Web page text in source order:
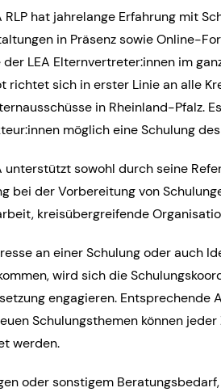
RLP hat jahrelange Erfahrung mit
in Präsenz sowie Online-
LEA Elternvertreter:innen im
richtet sich in erster Linie an alle
in Rheinland-Pfalz.
möglich eine Schulung
unterstützt sowohl durch seine
bei der Vorbereitung von
kreisübergreifende
an einer Schulung oder auch
wird sich die
engagieren. Entsprechende
Schulungsthemen können jeder
werden.
oder sonstigem